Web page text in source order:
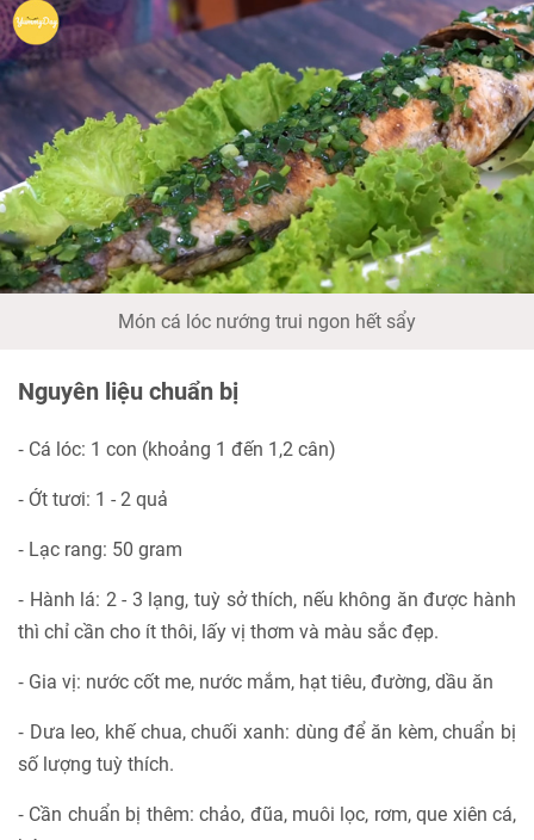
Món cá lóc nướng trui ngon hết sẩy
Nguyên liệu chuẩn bị
⁃ Cá lóc: 1 con (khoảng 1 đến 1,2 cân)
⁃ Ớt tươi: 1 - 2 quả
⁃ Lạc rang: 50 gram
⁃ Hành lá: 2 - 3 lạng, tuỳ sở thích, nếu không ăn được hành
thì chỉ cần cho ít thôi, lấy vị thơm và màu sắc đẹp.
⁃ Gia vị: nước cốt me, nước mắm, hạt tiêu, đường, dầu ăn
⁃ Dưa leo, khế chua, chuối xanh: dùng để ăn kèm, chuẩn bị
số lượng tuỳ thích.
⁃ Cần chuẩn bị thêm: chảo, đũa, muôi lọc, rơm, que xiên cá,